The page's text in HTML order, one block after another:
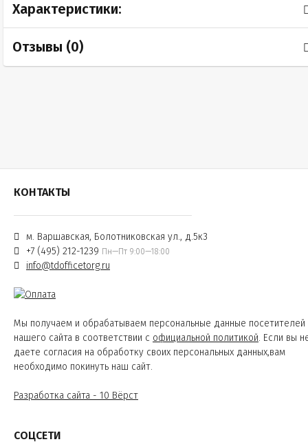
Характеристики:
Отзывы (0)
КОНТАКТЫ
м. Варшавская, Болотниковская ул., д.5к3
+7 (495) 212-1239 Пн—Пт 9:00—18:00
info@tdofficetorg.ru
Мы получаем и обрабатываем персональные данные посетителей
нашего сайта в соответствии с официальной политикой. Если вы
даете согласия на обработку своих персональных данных,вам
необходимо покинуть наш сайт.
Разработка сайта - 10 Вёрст
СОЦСЕТИ